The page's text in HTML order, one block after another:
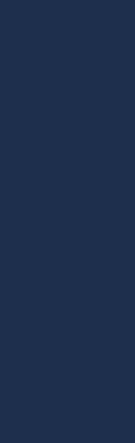
projet
d’une
la solution